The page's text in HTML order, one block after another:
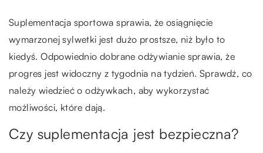
Suplementacja sportowa sprawia, że osiągnięcie
wymarzonej sylwetki jest dużo prostsze, niż było to
kiedyś. Odpowiednio dobrane odżywianie sprawia, że
progres jest widoczny z tygodnia na tydzień. Sprawdź, co
należy wiedzieć o odżywkach, aby wykorzystać
możliwości, które dają.
Czy suplementacja jest bezpieczna?